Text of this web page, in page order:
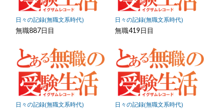
日々の記録(無職文系時代)
無職887日目
日々の記録(無職文系時代)
無職419日目
日々の記録(無職文系時代) 日々の記録(無職文系時代)